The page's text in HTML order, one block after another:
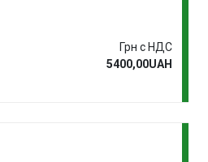
Грн с НДС
5400,00UAH